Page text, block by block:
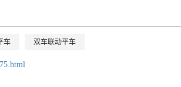
车 双车联动平车